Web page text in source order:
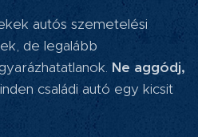
autós szemetelési
de legalább
Ne aggódj,
családi autó egy kicsit